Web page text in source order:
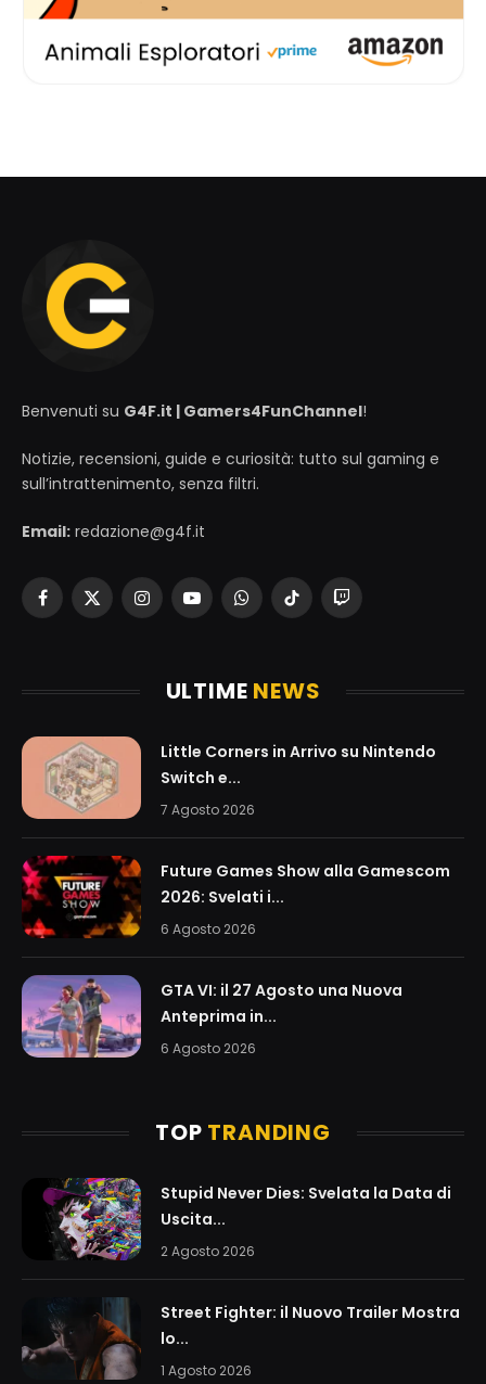
Benvenuti su G4F.it | Gamers4FunChannel!
Notizie, recensioni, guide e curiosità: tutto sul gaming e
sull’intrattenimento, senza filtri.
Email: redazione@g4f.it
Facebook
X
InstagramYouTubeWhatsAppTikTokTwitch
ULTIME NEWS
Little Corners in Arrivo su Nintendo
Switch e...
7 Agosto 2026
Future Games Show alla Gamescom
2026: Svelati i...
6 Agosto 2026
GTA VI: il 27 Agosto una Nuova
Anteprima in...
6 Agosto 2026
TOP TRANDING
Stupid Never Dies: Svelata la Data di
Uscita...
2 Agosto 2026
Street Fighter: il Nuovo Trailer Mostra
lo...
1 Agosto 2026